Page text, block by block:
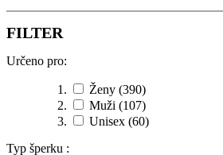
FILTER
Určeno pro:
Ženy (390)
Muži (107)
Unisex (60)
Typ šperku :